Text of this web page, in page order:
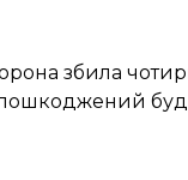
збила